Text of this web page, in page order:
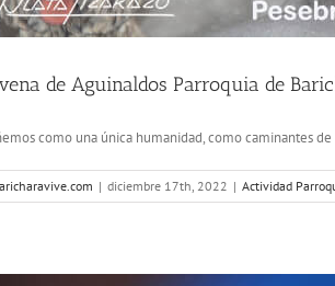
de Aguinaldos Parroquia de
como una única humanidad, como caminantes
| diciembre 17th, 2022 | Actividad